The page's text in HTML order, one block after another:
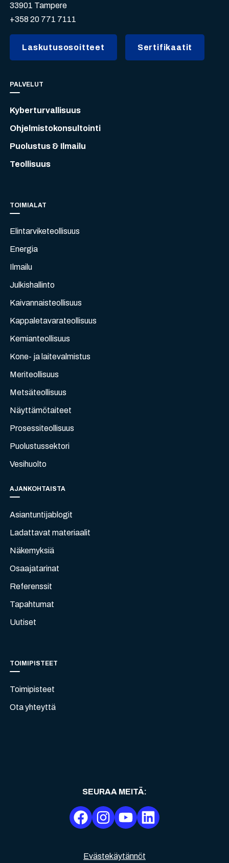
33901 Tampere
+358 20 771 7111
Laskutusosoitteet Sertifikaatit
PALVELUT
Kyberturvallisuus
Ohjelmistokonsultointi
Puolustus & Ilmailu
Teollisuus
TOIMIALAT
Elintarviketeollisuus
Energia
Ilmailu
Julkishallinto
Kaivannaisteollisuus
Kappaletavarateollisuus
Kemianteollisuus
Kone- ja laitevalmistus
Meriteollisuus
Metsäteollisuus
Näyttämötaiteet
Prosessiteollisuus
Puolustussektori
Vesihuolto
AJANKOHTAISTA
Asiantuntijablogit
Ladattavat materiaalit
Näkemyksiä
Osaajatarinat
Referenssit
Tapahtumat
Uutiset
TOIMIPISTEET
Toimipisteet
Ota yhteyttä
Evästekäytännöt
SEURAA MEITÄ: